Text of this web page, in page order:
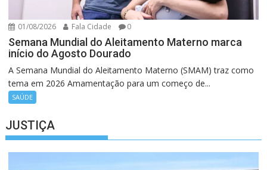
01/08/2026 Fala Cidade 0
Semana Mundial do Aleitamento Materno marca
início do Agosto Dourado
A Semana Mundial do Aleitamento Materno (SMAM) traz como
tema em 2026 Amamentação para um começo de...
SAÚDE
JUSTIÇA